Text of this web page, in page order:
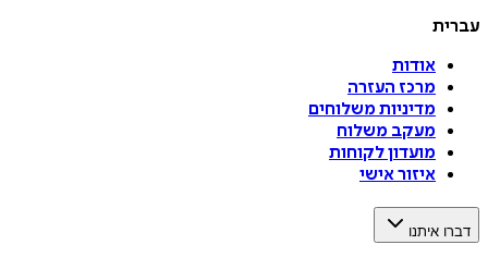
אודות
מרכז העזרה
מדיניות משלוחים
מעקב משלוח
מועדון לקוחות
איזור אישי
איתנו